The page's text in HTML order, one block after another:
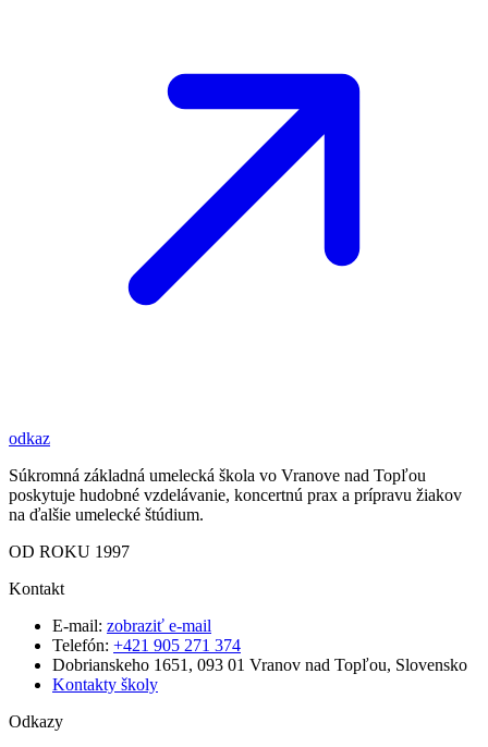
odkaz
Súkromná základná umelecká škola vo Vranove nad Topľou
poskytuje hudobné vzdelávanie, koncertnú prax a prípravu žiakov
na ďalšie umelecké štúdium.
OD ROKU 1997
Kontakt
E-mail: zobraziť e-mail
Telefón: +421 905 271 374
Dobrianskeho 1651, 093 01 Vranov nad Topľou, Slovensko
Kontakty školy
Odkazy